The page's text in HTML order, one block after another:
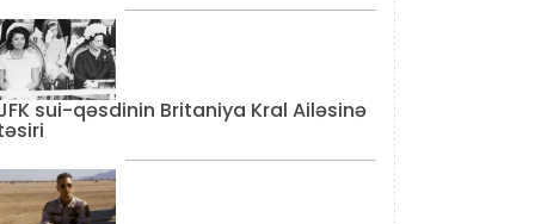
sui-qəsdinin Britaniya Kral Ailəsinə